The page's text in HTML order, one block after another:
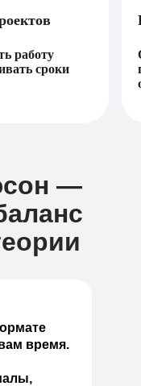
работу
сроки
время.
—